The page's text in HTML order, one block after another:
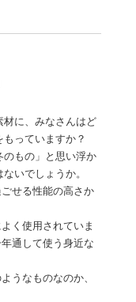
材に、みなさんはど
っていますか？
のもの」と思い浮か
いでしょうか。
せる性能の高さか
く使用されていま
通して使う身近な
うなものなのか、